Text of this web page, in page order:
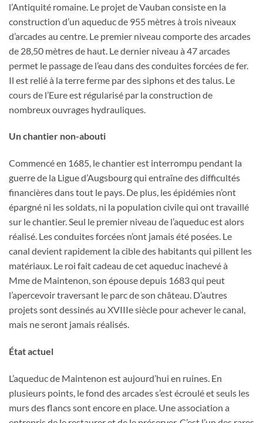
l’Antiquité romaine. Le projet de Vauban consiste en la
construction d’un aqueduc de 955 mètres à trois niveaux
d’arcades au centre. Le premier niveau comporte des arcades
de 28,50 mètres de haut. Le dernier niveau à 47 arcades
permet le passage de l’eau dans des conduites forcées de fer.
Il est relié à la terre ferme par des siphons et des talus. Le
cours de l’Eure est régularisé par la construction de
nombreux ouvrages hydrauliques.
Un chantier non-abouti
Commencé en 1685, le chantier est interrompu pendant la
guerre de la Ligue d’Augsbourg qui entraîne des difficultés
financières dans tout le pays. De plus, les épidémies n’ont
épargné ni les soldats, ni la population civile qui ont travaillé
sur le chantier. Seul le premier niveau de l’aqueduc est alors
réalisé. Les conduites forcées n’ont jamais été posées. Le
canal devient rapidement la cible des habitants qui pillent les
matériaux. Le roi fait cadeau de cet aqueduc inachevé à
Mme de Maintenon, son épouse depuis 1683 qui peut
l’apercevoir traversant le parc de son château. D’autres
projets sont dessinés au XVIIIe siècle pour achever le canal,
mais ne seront jamais réalisés.
État actuel
L’aqueduc de Maintenon est aujourd’hui en ruines. En
plusieurs points, le fond des arcades s’est écroulé et seuls les
murs des flancs sont encore en place. Une association a